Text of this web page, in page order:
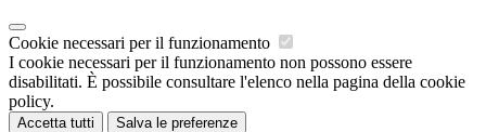
Cookie necessari per il funzionamento
I cookie necessari per il funzionamento non possono essere
disabilitati. È possibile consultare l'elenco nella pagina della cookie
policy.
Accetta tutti Salva le preferenze